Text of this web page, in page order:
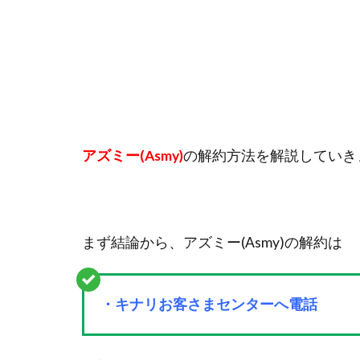
アズミー(Asmy)の解約方法を解説してい
まず結論から、アズミー(Asmy)の解約は
・キナリお客さまセンターへ電話